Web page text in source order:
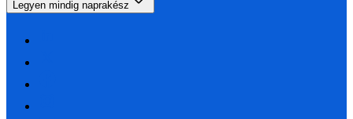
Legyen mindig naprakész